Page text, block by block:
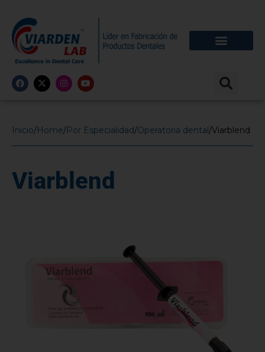
Inicio/Home/Por Especialidad/Operatoria dental/Viarblend
Viarblend